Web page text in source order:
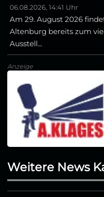
06.08.2026, 14:41 Uhr
Am 29. August 2026
Altenburg bereits zum
Ausstell...
Anzeige
Weitere News